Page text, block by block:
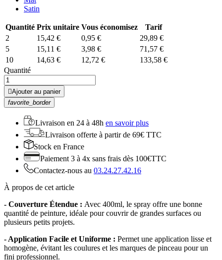
Satin
Quantité Prix unitaire Vous économisez
Tarif
2
15,42 € 0,95 €
29,89 €
5
15,11 € 3,98 €
71,57 €
10
14,63 € 12,72 €
133,58 €
Quantité
Ajouter au panier
favorite_border
Livraison en 24 à 48h en savoir plus
Livraison offerte à partir de 69€ TTC
Stock en France
Paiement 3 à 4x sans frais dès 100€TTC
Contactez-nous au 03.24.27.42.16
À propos de cet article
- Couverture Étendue : Avec 400ml, le spray offre une bonne
quantité de peinture, idéale pour couvrir de grandes surfaces ou
plusieurs petits projets.
- Application Facile et Uniforme : Permet une application lisse et
homogène, évitant les coulures et les marques de pinceau pour un
fini professionnel.